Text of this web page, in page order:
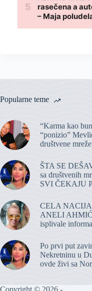
Popularne teme
“Karma kao
“ponizio”
društvene
ŠTA SE
sa društvenih
SVI ČEKAJU
CELA
ANELI
isplivale
Po prvi put
Nekretninu u
ovde živi sa
Copyright © 2026 -